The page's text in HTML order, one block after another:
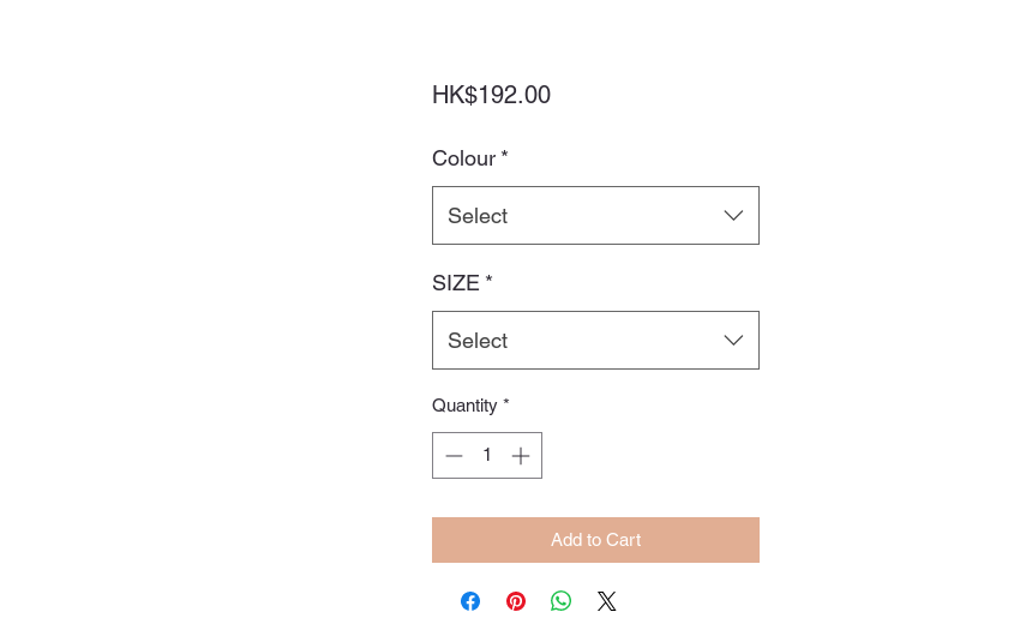
HK$192.00Price
Colour *
Select
SIZE *
Select
Quantity *
Add to Cart